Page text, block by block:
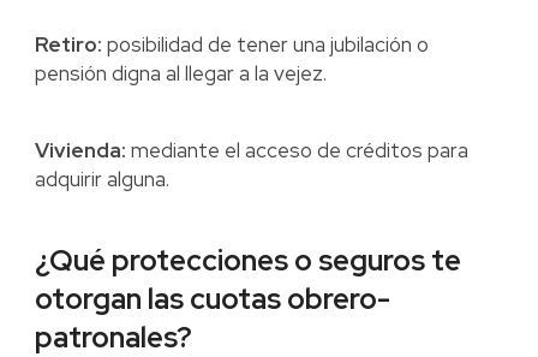
Retiro: posibilidad de tener una jubilación o
pensión digna al llegar a la vejez.
Vivienda: mediante el acceso de créditos para
adquirir alguna.
¿Qué protecciones o seguros te
otorgan las cuotas obrero-
patronales?